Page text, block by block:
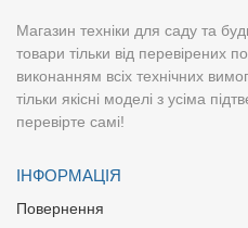
Магазин техніки для саду та
товари тільки від перевірених
виконанням всіх технічних
тільки якісні моделі з усіма
перевірте самі!
ІНФОРМАЦІЯ
Повернення